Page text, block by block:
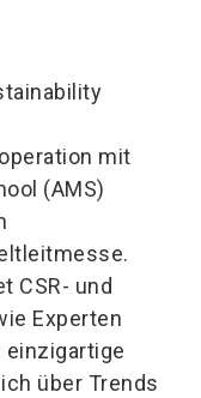
mit
(AMS)
CSR- und
Experten
einzigartige
über Trends